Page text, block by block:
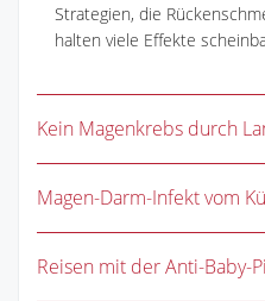
Strategien, die
halten viele Effekte
Kein Magenkrebs durch
Magen-Darm-Infekt vom
Reisen mit der Anti-Baby-